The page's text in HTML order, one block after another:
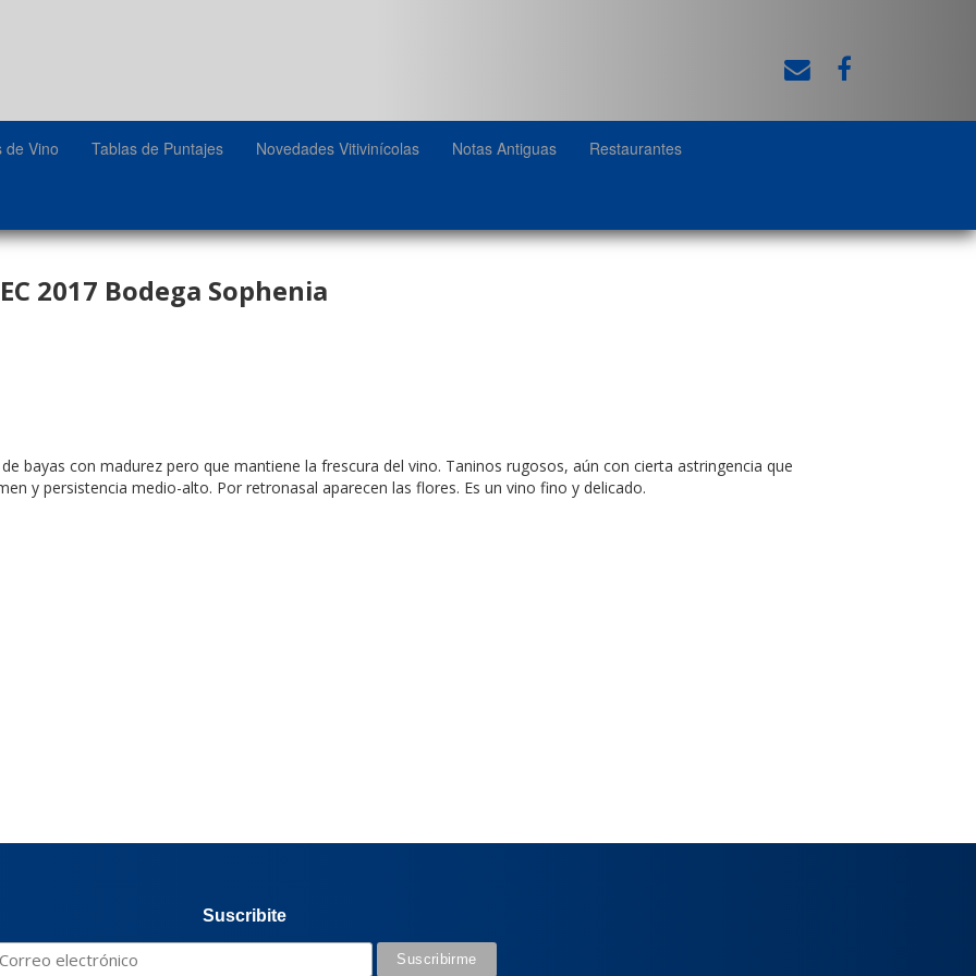
de Vino Tablas de Puntajes Novedades Vitivinícolas Notas Antiguas Restaurantes
2017 Bodega Sophenia
bayas con madurez pero que mantiene la frescura del vino. Taninos rugosos, aún con cierta astringencia que
y persistencia medio-alto. Por retronasal aparecen las flores. Es un vino fino y delicado.
Suscribite